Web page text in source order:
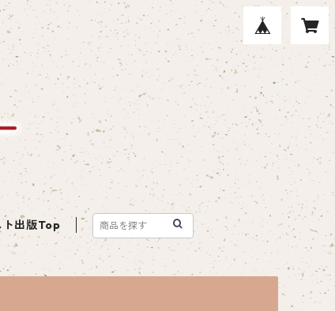
ト出版Top